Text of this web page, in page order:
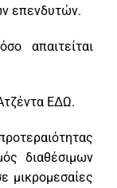
επενδυτών.
απαιτείται
ΕΔΩ.
διαθέσιμων
μικρομεσαίες